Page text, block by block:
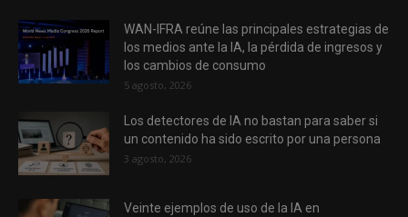
WAN-IFRA reúne las principales estrategias de
los medios ante la IA, la pérdida de ingresos y
los cambios de consumo
5 agosto, 2026
Los detectores de IA no bastan para saber si
un contenido ha sido escrito por una persona
3 agosto, 2026
Veinte ejemplos de uso de la IA en